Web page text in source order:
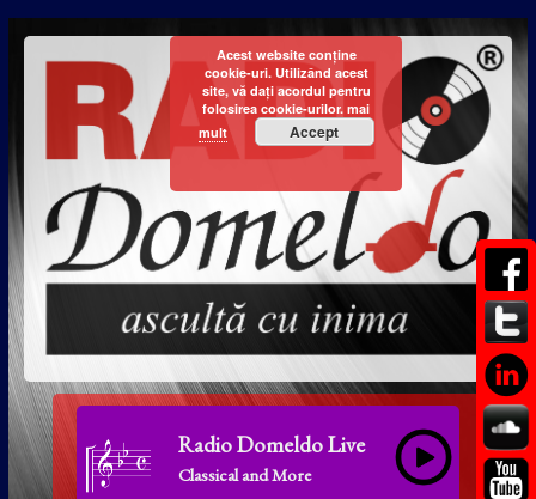
Radio Domeldo Live
Classical and More
Acest website conține
cookie-uri. Utilizând acest
site, vă dați acordul pentru
folosirea cookie-urilor. mai
mult
Accept